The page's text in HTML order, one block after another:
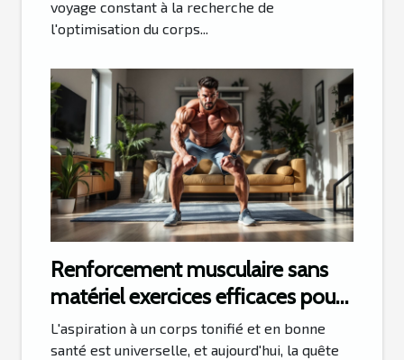
voyage constant à la recherche de
l'optimisation du corps...
Renforcement musculaire sans
matériel exercices efficaces pour
tonifier son corps à la maison
L'aspiration à un corps tonifié et en bonne
santé est universelle, et aujourd'hui, la quête